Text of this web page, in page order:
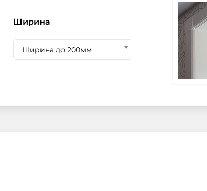
Ширина
Ширина до 200мм